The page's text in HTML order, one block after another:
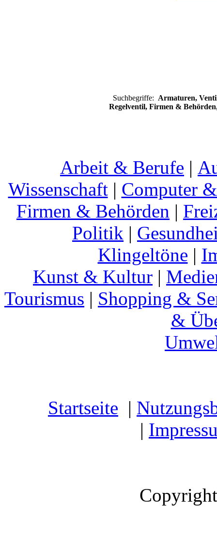
Suchbegriffe: Armaturen,
Regelventil, Firmen &
Arbeit & Berufe |
Wissenschaft| Computer
Firmen & Behörden |
Politik |
Klingeltöne |
Kunst & Kultur |
Tourismus | Shopping &
&
Startseite |
|